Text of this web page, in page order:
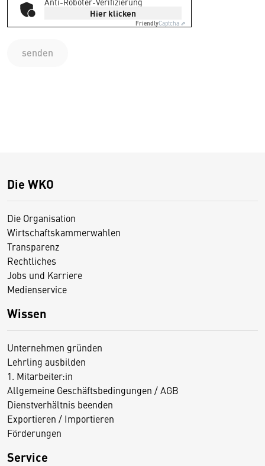
Hier klicken
FriendlyCaptcha ⇗
senden
Die WKO
Die Organisation
Wirtschaftskammerwahlen
Transparenz
Rechtliches
Jobs und Karriere
Medienservice
Wissen
Unternehmen gründen
Lehrling ausbilden
1. Mitarbeiter:in
Allgemeine Geschäftsbedingungen / AGB
Dienstverhältnis beenden
Exportieren / Importieren
Förderungen
Service